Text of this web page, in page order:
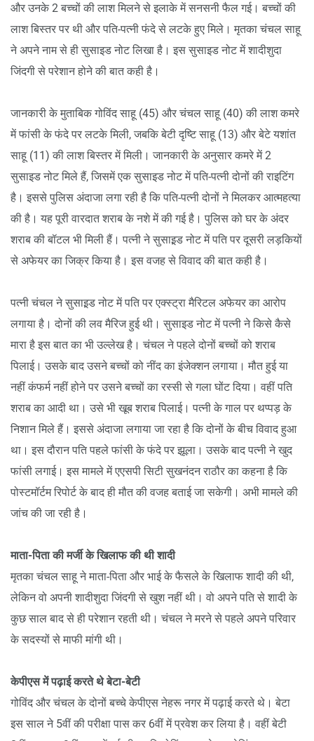
और उनके 2 बच्चों की लाश मिलने से इलाके में सनसनी फैल गई। बच्चों की
लाश बिस्तर पर थी और पति-पत्नी फंदे से लटके हुए मिले। मृतका चंचल साहू
ने अपने नाम से ही सुसाइड नोट लिखा है। इस सुसाइड नोट में शादीशुदा
जिंदगी से परेशान होने की बात कही है।
जानकारी के मुताबिक गोविंद साहू (45) और चंचल साहू (40) की लाश कमरे
में फांसी के फंदे पर लटके मिली, जबकि बेटी दृष्टि साहू (13) और बेटे यशांत
साहू (11) की लाश बिस्तर में मिली। जानकारी के अनुसार कमरे में 2
सुसाइड नोट मिले हैं, जिसमें एक सुसाइड नोट में पति-पत्नी दोनों की राइटिंग
है। इससे पुलिस अंदाजा लगा रही है कि पति-पत्नी दोनों ने मिलकर आत्महत्या
की है। यह पूरी वारदात शराब के नशे में की गई है। पुलिस को घर के अंदर
शराब की बॉटल भी मिली हैं। पत्नी ने सुसाइ़ड नोट में पति पर दूसरी लड़कियों
से अफेयर का जिक्र किया है। इस वजह से विवाद की बात कही है।
पत्नी चंचल ने सुसाइ़ड नोट में पति पर एक्स्ट्रा मैरिटल अफेयर का आरोप
लगाया है। दोनों की लव मैरिज हुई थी। सुसाइड नोट में पत्नी ने किसे कैसे
मारा है इस बात का भी उल्लेख है। चंचल ने पहले दोनों बच्चों को शराब
पिलाई। उसके बाद उसने बच्चों को नींद का इंजेक्शन लगाया। मौत हुई या
नहीं कंफर्म नहीं होने पर उसने बच्चों का रस्सी से गला घोंट दिया। वहीं पति
शराब का आदी था। उसे भी खूब शराब पिलाई। पत्नी के गाल पर थप्पड़ के
निशान मिले हैं। इससे अंदाजा लगाया जा रहा है कि दोनों के बीच विवाद हुआ
था। इस दौरान पति पहले फांसी के फंदे पर झूला। उसके बाद पत्नी ने खुद
फांसी लगाई। इस मामले में एएसपी सिटी सुखनंदन राठौर का कहना है कि
पोस्टमॉर्टम रिपोर्ट के बाद ही मौत की वजह बताई जा सकेगी। अभी मामले की
जांच की जा रही है।
माता-पिता की मर्जी के खिलाफ की थी शादी
मृतका चंचल साहू ने माता-पिता और भाई के फैसले के खिलाफ शादी की थी,
लेकिन वो अपनी शादीशुदा जिंदगी से खुश नहीं थी। वो अपने पति से शादी के
कुछ साल बाद से ही परेशान रहती थी। चंचल ने मरने से पहले अपने परिवार
के सदस्यों से माफी मांगी थी।
केपीएस में पढ़ाई करते थे बेटा-बेटी
गोविंद और चंचल के दोनों बच्चे केपीएस नेहरू नगर में पढ़ाई करते थे। बेटा
इस साल ने 5वीं की परीक्षा पास कर 6वीं में प्रवेश कर लिया है। वहीं बेटी